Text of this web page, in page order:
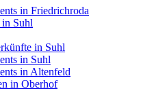
in Friedrichroda
Suhl
in Suhl
in Suhl
in Altenfeld
in Oberhof